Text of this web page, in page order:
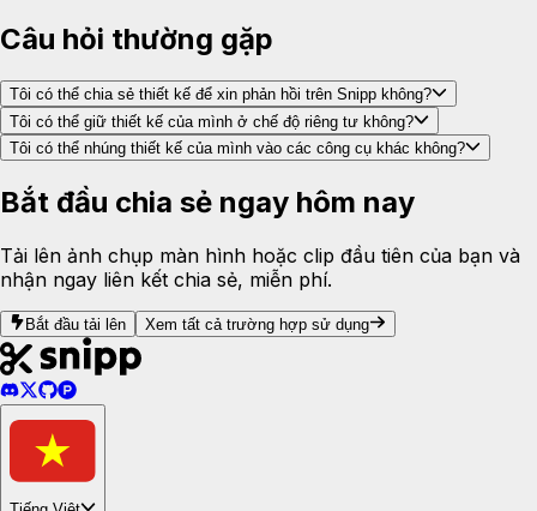
Câu hỏi thường gặp
Tôi có thể chia sẻ thiết kế để xin phản hồi trên Snipp không?
Tôi có thể giữ thiết kế của mình ở chế độ riêng tư không?
Tôi có thể nhúng thiết kế của mình vào các công cụ khác không?
Bắt đầu chia sẻ ngay hôm nay
Tải lên ảnh chụp màn hình hoặc clip đầu tiên của bạn và
nhận ngay liên kết chia sẻ, miễn phí.
Bắt đầu tải lên Xem tất cả trường hợp sử dụng